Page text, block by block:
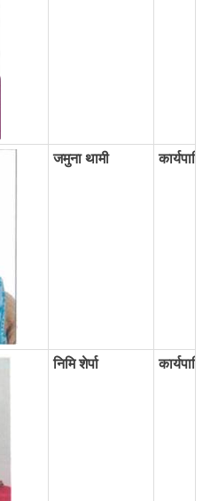
जमुना थामी
निमि शेर्पा